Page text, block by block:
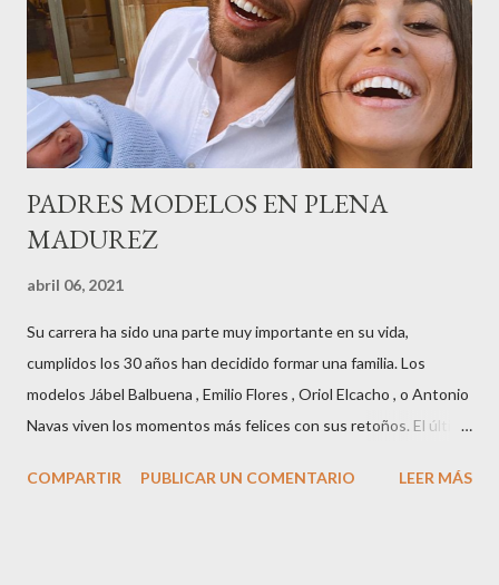
Museu Marítim de BCN ,en las Drassanes reunió a figuras
destacadas del sector,así como clientes, autoridades y medios
de comunicación, en una velada inolvidable bajo el lema “Cien
años peinando almas, creando belleza,i...
PADRES MODELOS EN PLENA
MADUREZ
abril 06, 2021
Su carrera ha sido una parte muy importante en su vida,
cumplidos los 30 años han decidido formar una familia. Los
modelos Jábel Balbuena , Emilio Flores , Oriol Elcacho , o Antonio
Navas viven los momentos más felices con sus retoños. El último
M ateo nació en Barcelona hace poco más de una semana. El top
COMPARTIR PUBLICAR UN COMENTARIO LEER MÁS